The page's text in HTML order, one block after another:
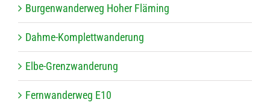
Bur­gen­wan­der­weg Hoher Fläming
Dahme-Kom­plett­wan­de­rung
Elbe-Grenz­wan­de­rung
Fern­wan­der­weg E10